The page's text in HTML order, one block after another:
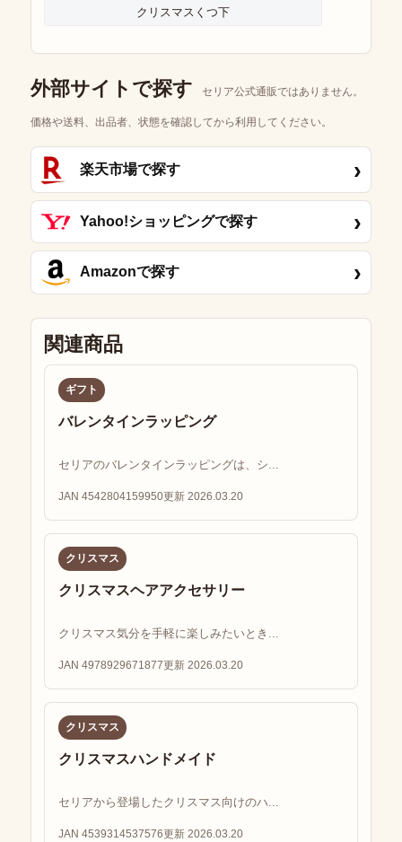
クリスマスくつ下
外部サイトで探す セリア公式通販ではありません。
価格や送料、出品者、状態を確認してから利用してください。
楽天市場で探す ›
Yahoo!ショッピングで探す ›
Amazonで探す ›
関連商品
ギフト
バレンタインラッピング
セリアのバレンタインラッピングは、シ...
JAN 4542804159950更新 2026.03.20
クリスマス
クリスマスヘアアクセサリー
クリスマス気分を手軽に楽しみたいとき...
JAN 4978929671877更新 2026.03.20
クリスマス
クリスマスハンドメイド
セリアから登場したクリスマス向けのハ...
JAN 4539314537576更新 2026.03.20